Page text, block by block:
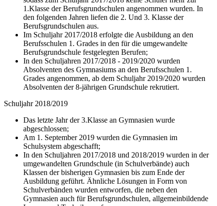
1.Klasse der Berufsgrundschulen angenommen wurden. In
den folgenden Jahren liefen die 2. Und 3. Klasse der
Berufsgrundschulen aus.
Im Schuljahr 2017/2018 erfolgte die Ausbildung an den
Berufsschulen 1. Grades in den für die umgewandelte
Berufsgrundschule festgelegten Berufen;
In den Schuljahren 2017/2018 - 2019/2020 wurden
Absolventen des Gymnasiums an den Berufsschulen 1.
Grades angenommen, ab dem Schuljahr 2019/2020 wurden
Absolventen der 8-jährigen Grundschule rekrutiert.
Schuljahr 2018/2019
Das letzte Jahr der 3.Klasse an Gymnasien wurde
abgeschlossen;
Am 1. September 2019 wurden die Gymnasien im
Schulsystem abgeschafft;
In den Schuljahren 2017/2018 und 2018/2019 wurden in der
umgewandelten Grundschule (in Schulverbände) auch
Klassen der bisherigen Gymnasien bis zum Ende der
Ausbildung geführt. Ähnliche Lösungen in Form von
Schulverbänden wurden entworfen, die neben den
Gymnasien auch für Berufsgrundschulen, allgemeinbildende